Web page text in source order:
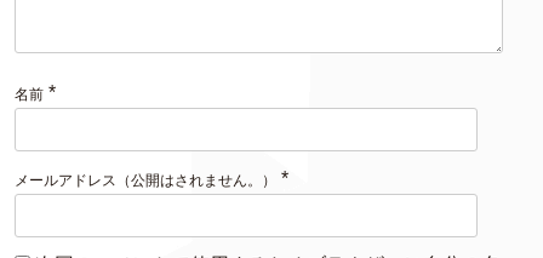
名前 *
メールアドレス（公開はされません。） *